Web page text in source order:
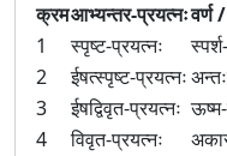
क्रमआभ्यन्तर-प्रयत्नःवर्ण
1
स्पृष्ट-प्रयत्नः
2
ईषत्स्पृष्ट-प्रयत्नः
3
ईषद्विवृत-प्रयत्नः
4
विवृत-प्रयत्नः